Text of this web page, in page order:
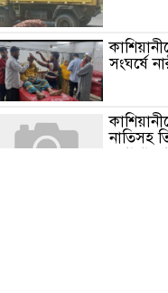
সংঘর্ষে
নাতিসহ